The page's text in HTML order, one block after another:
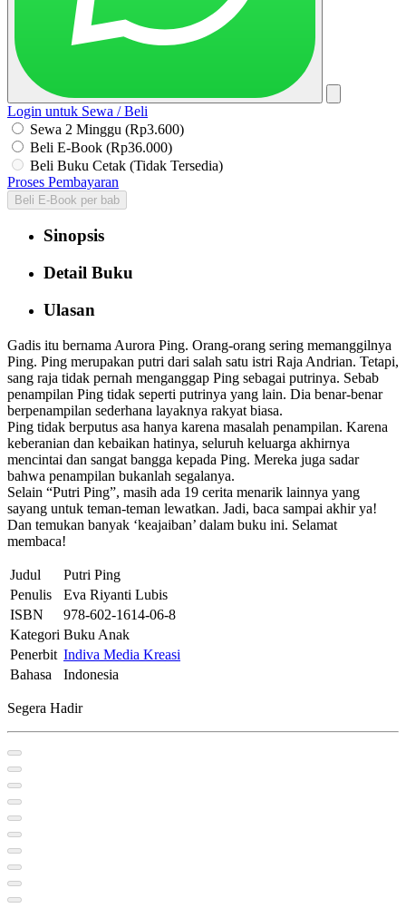
Login untuk Sewa / Beli
Sewa 2 Minggu (Rp3.600)
Beli E-Book (Rp36.000)
Beli Buku Cetak (Tidak Tersedia)
Proses Pembayaran
Beli E-Book per bab
Sinopsis
Detail Buku
Ulasan
Gadis itu bernama Aurora Ping. Orang-orang sering memanggilnya
Ping. Ping merupakan putri dari salah satu istri Raja Andrian. Tetapi,
sang raja tidak pernah menganggap Ping sebagai putrinya. Sebab
penampilan Ping tidak seperti putrinya yang lain. Dia benar-benar
berpenampilan sederhana layaknya rakyat biasa.
Ping tidak berputus asa hanya karena masalah penampilan. Karena
keberanian dan kebaikan hatinya, seluruh keluarga akhirnya
mencintai dan sangat bangga kepada Ping. Mereka juga sadar
bahwa penampilan bukanlah segalanya.
Selain “Putri Ping”, masih ada 19 cerita menarik lainnya yang
sayang untuk teman-teman lewatkan. Jadi, baca sampai akhir ya!
Dan temukan banyak ‘keajaiban’ dalam buku ini. Selamat
membaca!
Judul
Putri Ping
Penulis
Eva Riyanti Lubis
ISBN
978-602-1614-06-8
Kategori Buku Anak
Penerbit Indiva Media Kreasi
Bahasa
Indonesia
Segera Hadir